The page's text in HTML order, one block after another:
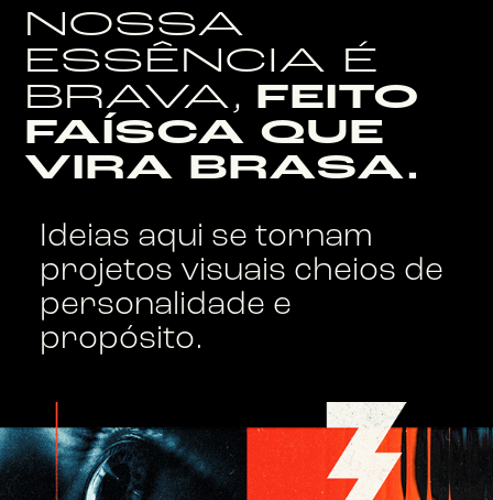
NOSSA
ESSÊNCIA É
BRAVA, FEITO
FAÍSCA QUE
VIRA BRASA.
Ideias aqui se tornam
projetos visuais cheios de
personalidade e
propósito.